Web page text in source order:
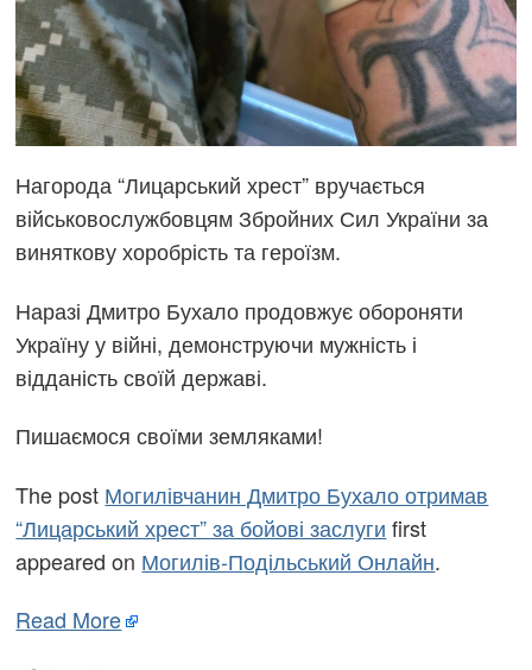
Нагорода “Лицарський хрест” вручається
військовослужбовцям Збройних Сил України за
виняткову хоробрість та героїзм.
Наразі Дмитро Бухало продовжує обороняти
Україну у війні, демонструючи мужність і
відданість своїй державі.
Пишаємося своїми земляками!
The post Могилівчанин Дмитро Бухало отримав
“Лицарський хрест” за бойові заслуги first
appeared on Могилів-Подільський Онлайн.
Read More